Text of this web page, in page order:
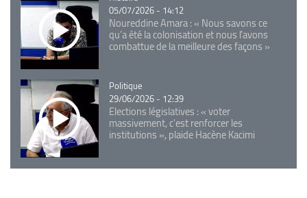
05/07/2026 - 14:12
Noureddine Amara : « Nous savons ce
qu’a été la colonisation et nous l’avons
combattue de la meilleure des façons »
Catégorie
Politique
29/06/2026 - 12:39
Elections législatives : « voter
massivement, c'est renforcer les
institutions », plaide Hacène Kacimi